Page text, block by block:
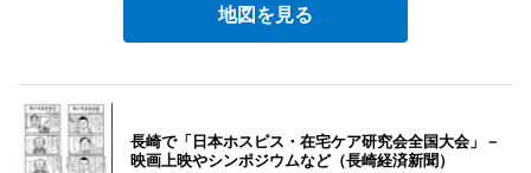
地図を見る
長崎で「日本ホスピス・在宅ケア研究会全国大会」－
映画上映やシンポジウムなど（長崎経済新聞）